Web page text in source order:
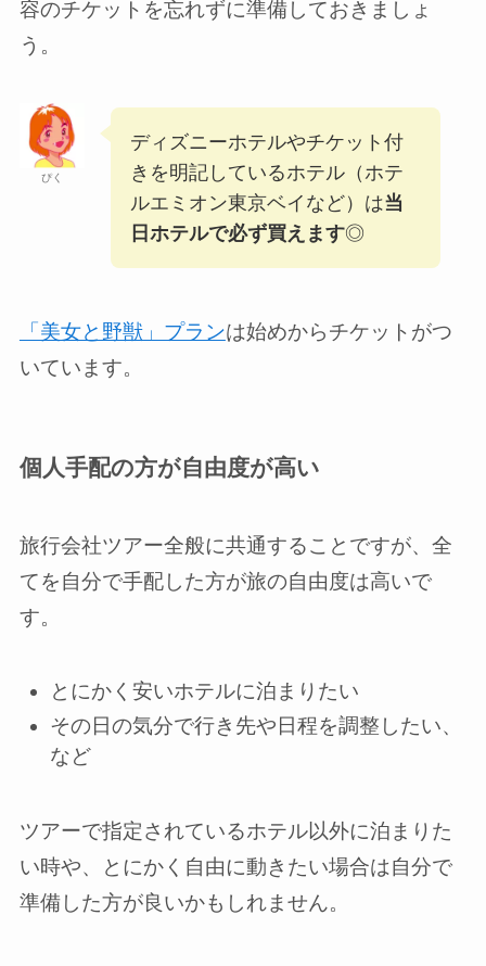
容のチケットを忘れずに準備しておきましょ
う。
ぴく
ディズニーホテルやチケット付
きを明記しているホテル（ホテ
ルエミオン東京ベイなど）は当
日ホテルで必ず買えます◎
「美女と野獣」プランは始めからチケットがつ
いています。
個人手配の方が自由度が高い
旅行会社ツアー全般に共通することですが、全
てを自分で手配した方が旅の自由度は高いで
す。
とにかく安いホテルに泊まりたい
その日の気分で行き先や日程を調整したい、
など
ツアーで指定されているホテル以外に泊まりた
い時や、とにかく自由に動きたい場合は自分で
準備した方が良いかもしれません。